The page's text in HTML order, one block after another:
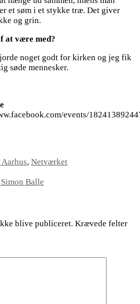
et søm i et stykke træ. Det giver
og grin.
at være med?
noget godt for kirken og jeg fik
søde mennesker.
events/
, Netværket
Balle
blive publiceret. Krævede felter